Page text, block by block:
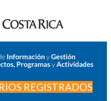
REGISTRADOS